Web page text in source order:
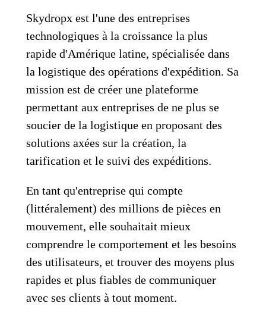
Skydropx est l'une des entreprises
technologiques à la croissance la plus
rapide d'Amérique latine, spécialisée dans
la logistique des opérations d'expédition. Sa
mission est de créer une plateforme
permettant aux entreprises de ne plus se
soucier de la logistique en proposant des
solutions axées sur la création, la
tarification et le suivi des expéditions.
En tant qu'entreprise qui compte
(littéralement) des millions de pièces en
mouvement, elle souhaitait mieux
comprendre le comportement et les besoins
des utilisateurs, et trouver des moyens plus
rapides et plus fiables de communiquer
avec ses clients à tout moment.